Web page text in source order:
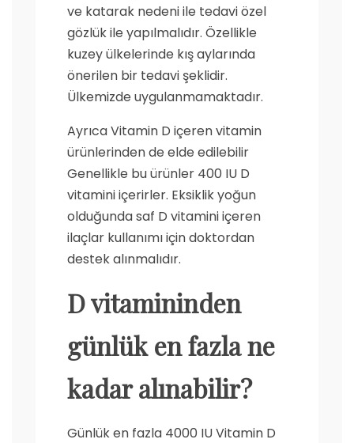
ve katarak nedeni ile tedavi özel
gözlük ile yapılmalıdır. Özellikle
kuzey ülkelerinde kış aylarında
önerilen bir tedavi şeklidir.
Ülkemizde uygulanmamaktadır.
Ayrıca Vitamin D içeren vitamin
ürünlerinden de elde edilebilir
Genellikle bu ürünler 400 IU D
vitamini içerirler. Eksiklik yoğun
olduğunda saf D vitamini içeren
ilaçlar kullanımı için doktordan
destek alınmalıdır.
D vitamininden
günlük en fazla ne
kadar alınabilir?
Günlük en fazla 4000 IU Vitamin D